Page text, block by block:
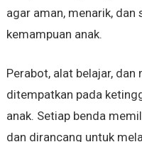
agar aman, menarik, dan
kemampuan anak.
Perabot, alat belajar,
ditempatkan pada
anak. Setiap benda
dan dirancang untuk